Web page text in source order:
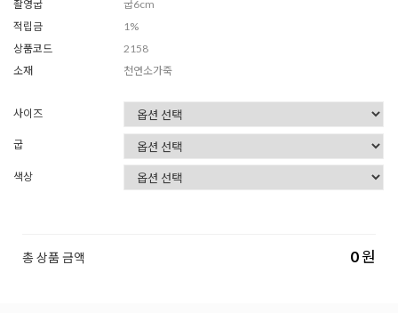
촬영굽
굽6cm
적립금
1%
상품코드
2158
소재
천연소가죽
사이즈
굽
색상
총 상품 금액 0원